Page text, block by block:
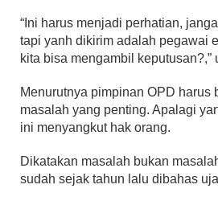
“Ini harus menjadi perhatian,
tapi yanh dikirim adalah pegawai
kita bisa mengambil keputusan?,”
Menurutnya pimpinan OPD harus
masalah yang penting. Apalagi
ini menyangkut hak orang.
Dikatakan masalah bukan
sudah sejak tahun lalu dibahas